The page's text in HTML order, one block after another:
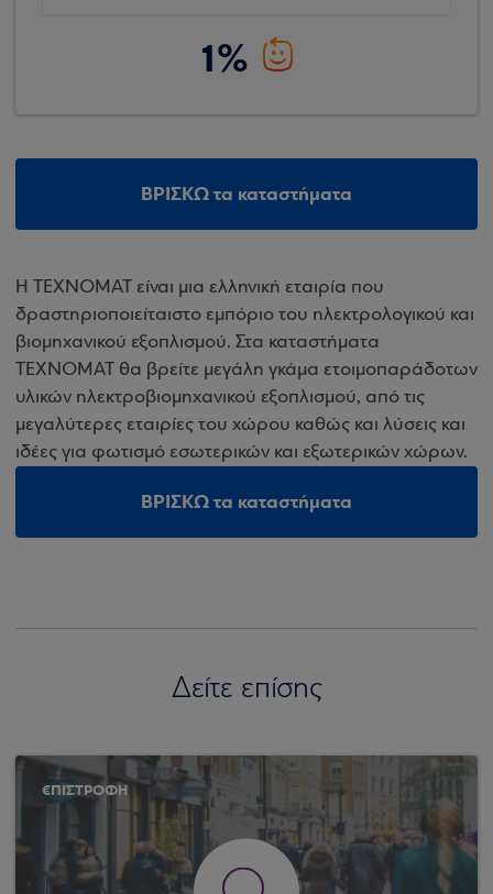
1%
ΒΡΙΣΚΩ τα καταστήματα
Η ΤΕΧΝΟΜΑΤ είναι μια ελληνική εταιρία που
δραστηριοποιείταιστο εμπόριο του ηλεκτρολογικού και
βιομηχανικού εξοπλισμού. Στα καταστήματα
ΤΕΧΝΟΜΑΤ θα βρείτε μεγάλη γκάμα ετοιμοπαράδοτων
υλικών ηλεκτροβιομηχανικού εξοπλισμού, από τις
μεγαλύτερες εταιρίες του χώρου καθώς και λύσεις και
ιδέες για φωτισμό εσωτερικών και εξωτερικών χώρων.
ΒΡΙΣΚΩ τα καταστήματα
Δείτε επίσης
€ΠΙΣΤΡΟΦΗ